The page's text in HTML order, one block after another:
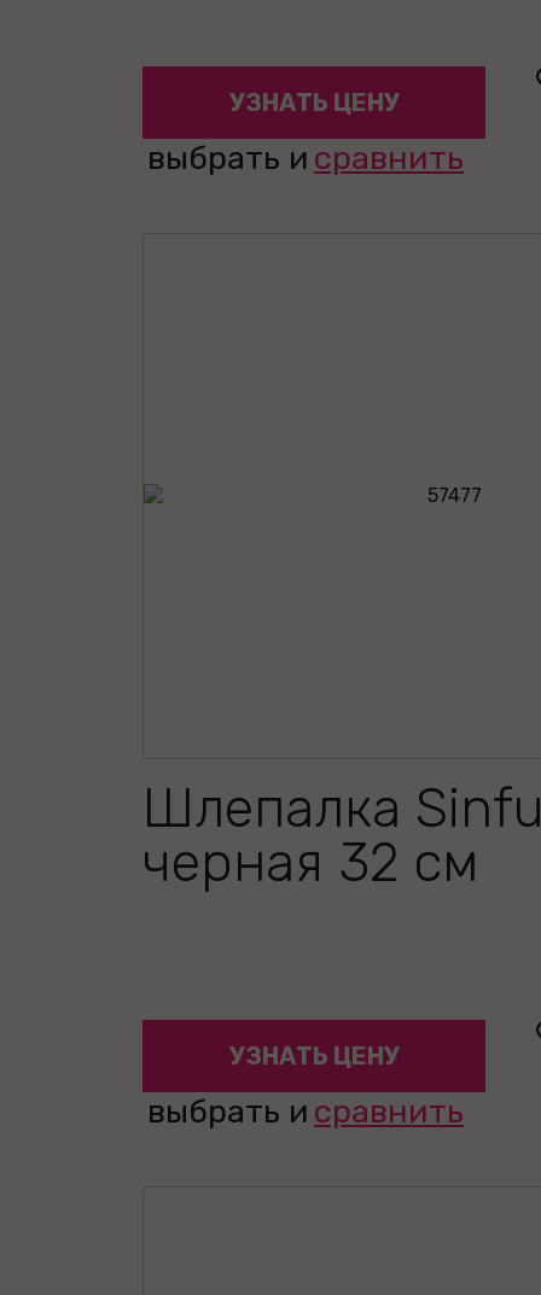
УЗНАТЬ ЦЕНУ
выбрать и сравнить
Шлепалка
черная 32 см
УЗНАТЬ ЦЕНУ
выбрать и сравнить